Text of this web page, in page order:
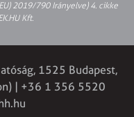
2019/790 Irányelve) 4. cikke
Kft.
1525 Budapest,
| +36 1 356 5520